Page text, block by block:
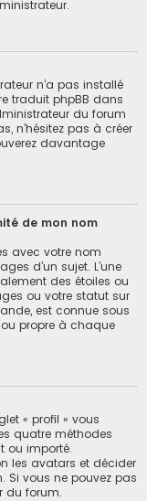
n’a pas installé
traduit phpBB dans
du forum
n’hésitez pas à créer
davantage
de mon nom
avec votre nom
d’un sujet. L’une
des étoiles ou
ou votre statut sur
est connue sous
propre à chaque
« profil » vous
quatre méthodes
ou importé.
les avatars et décider
Si vous ne pouvez pas
du forum.